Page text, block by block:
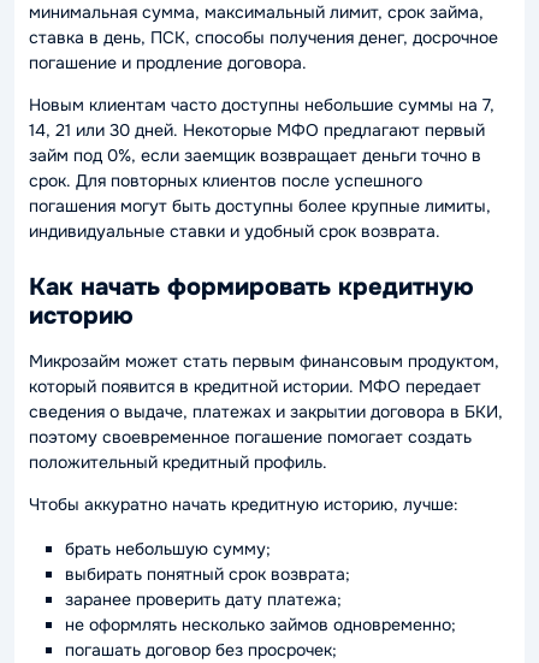
минимальная сумма, максимальный лимит, срок займа,
ставка в день, ПСК, способы получения денег, досрочное
погашение и продление договора.
Новым клиентам часто доступны небольшие суммы на 7,
14, 21 или 30 дней. Некоторые МФО предлагают первый
займ под 0%, если заемщик возвращает деньги точно в
срок. Для повторных клиентов после успешного
погашения могут быть доступны более крупные лимиты,
индивидуальные ставки и удобный срок возврата.
Как начать формировать кредитную
историю
Микрозайм может стать первым финансовым продуктом,
который появится в кредитной истории. МФО передает
сведения о выдаче, платежах и закрытии договора в БКИ,
поэтому своевременное погашение помогает создать
положительный кредитный профиль.
Чтобы аккуратно начать кредитную историю, лучше:
брать небольшую сумму;
выбирать понятный срок возврата;
заранее проверить дату платежа;
не оформлять несколько займов одновременно;
погашать договор без просрочек;